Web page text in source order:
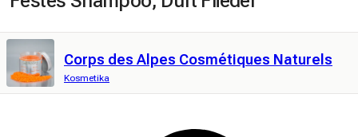
Corps des Alpes Cosmétiques Naturels
Kosmetika